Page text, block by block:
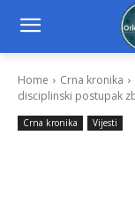
Home Crna kronika
disciplinski postupak
Crna kronika Vijesti